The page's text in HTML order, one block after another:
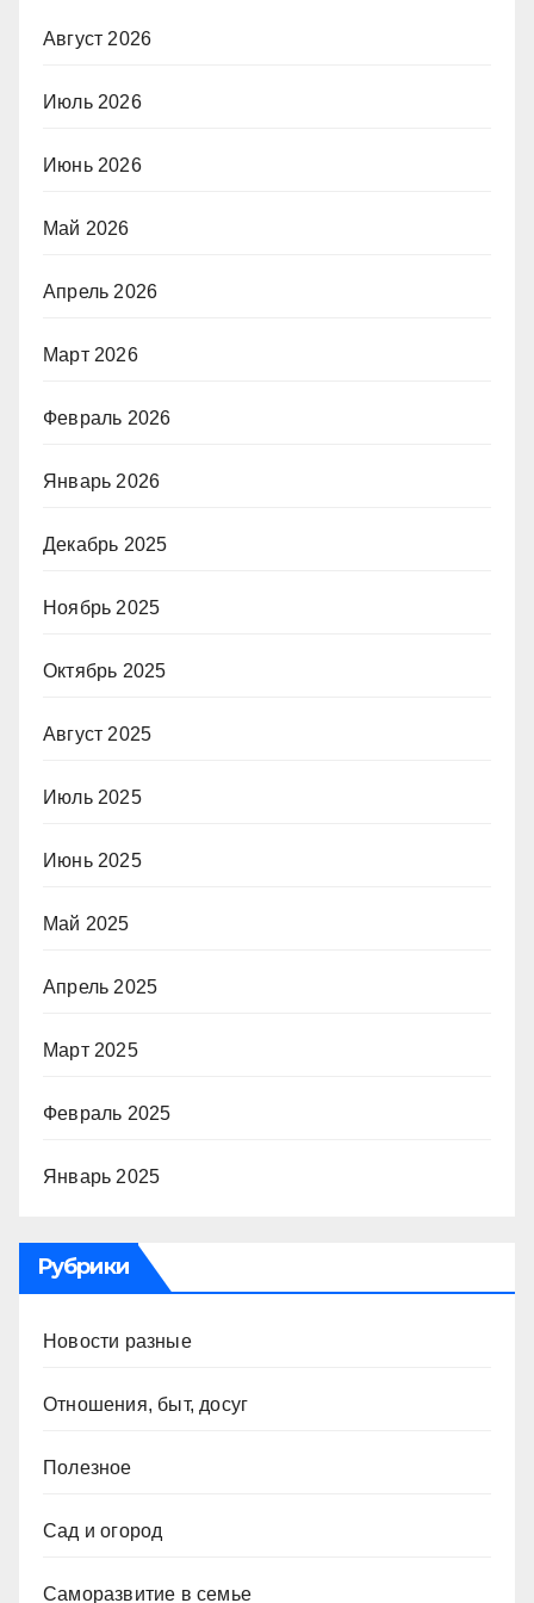
Август 2026
Июль 2026
Июнь 2026
Май 2026
Апрель 2026
Март 2026
Февраль 2026
Январь 2026
Декабрь 2025
Ноябрь 2025
Октябрь 2025
Август 2025
Июль 2025
Июнь 2025
Май 2025
Апрель 2025
Март 2025
Февраль 2025
Январь 2025
Рубрики
Новости разные
Отношения, быт, досуг
Полезное
Сад и огород
Саморазвитие в семье